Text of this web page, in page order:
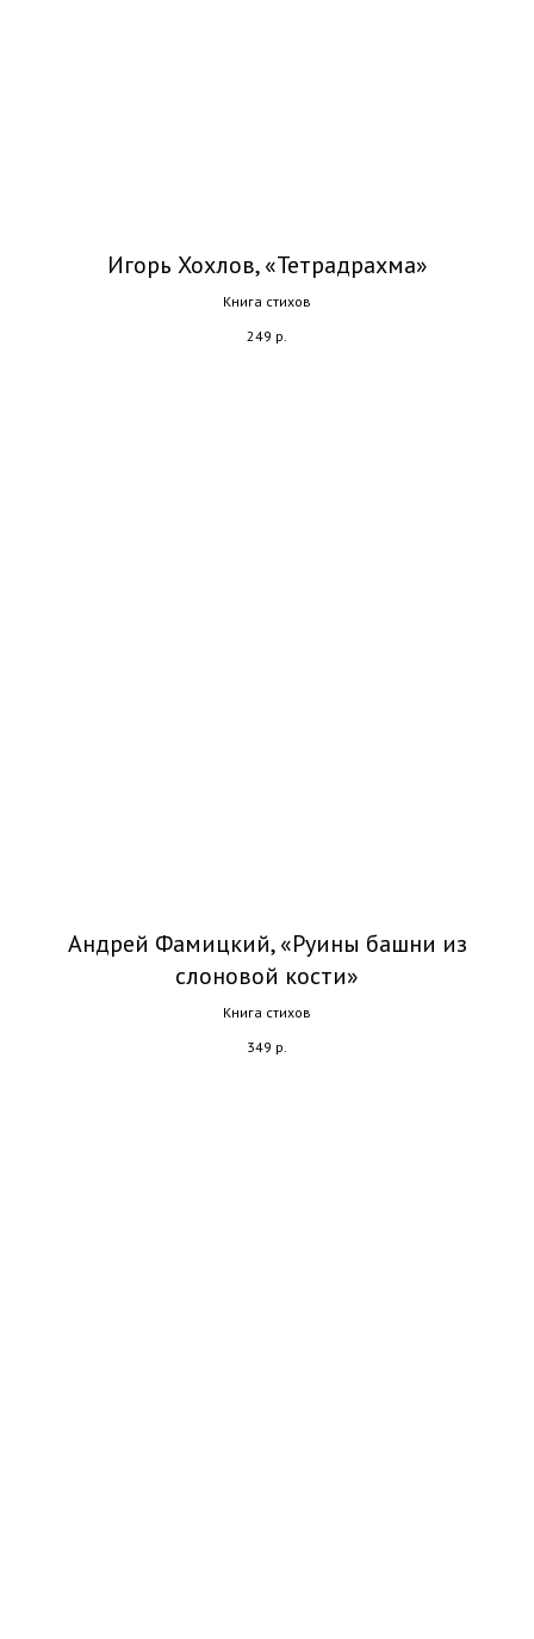
Игорь Хохлов, «Тетрадрахма»
Книга стихов
249 р.
Андрей Фамицкий, «Руины башни из
слоновой кости»
Книга стихов
349 р.